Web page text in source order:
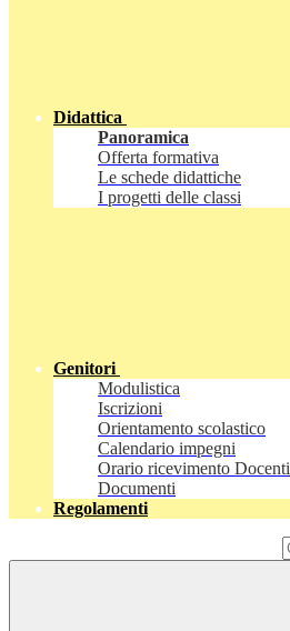
Didattica
Panoramica
Offerta formativa
Le schede didattiche
I progetti delle classi
Genitori
Modulistica
Iscrizioni
Orientamento scolastico
Calendario impegni
Orario ricevimento Docenti
Documenti
Regolamenti